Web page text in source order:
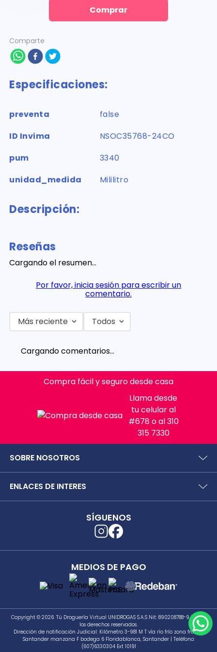
Comprar
Comparte
Especificaciones:
preventa
false
ID Invima
NSOC35768-24CO
pum
3340
unidad_medida
Mililitro
Descripción:
Reseñas
Cargando el resumen…
Por favor, inicia sesión para escribir un
comentario.
Más reciente Todos
Cargando comentarios…
Compra fácil y seguro desde casa
Llama desde
tu celular al
#678 o al 310
315 7330
SOBRE NOSOTROS
Preguntas frecuentes
Políticas y términos de uso
Términos y condiciones puntos saludables
Separata digital
ENLACES DE INTERES
Secretaría de Salud de Antioquia
Unidrogas S.A.S.
Cómo hacer un pedido en TDV
SÍGUENOS
MEDIOS DE PAGO
Copyright © 2026. Tú Droguería Virtual UNIDROGAS S.A.S Nit: 890208788-9 |Todos
los derechos reservados.
Dirección de notificación Judicial: Kilómetro 3-981 M T vía río frío zona franca
Santander manzana F bodega 6 Floridablanca, Santander | Teléfono:
(607)6330304 Ext 10191